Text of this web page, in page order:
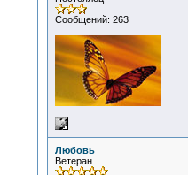
Сообщений: 263
Любовь
Ветеран